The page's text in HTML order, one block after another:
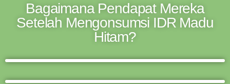
Bagaimana Pendapat Mereka
Setelah Mengonsumsi IDR Madu
Hitam?